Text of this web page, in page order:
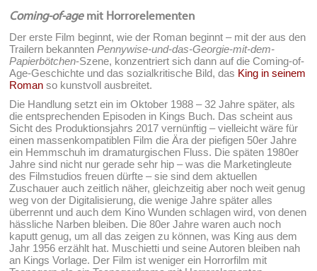
Coming-of-agemit Horrorelementen
Der erste Film beginnt, wie der Roman beginnt – mit der aus den
Trailern bekanntenPennywise-und-das-Georgie-mit-dem-
Papierbötchen-Szene, konzentriert sich dann auf die Coming-of-
Age-Geschichte und das sozialkritische Bild, das King in seinem
Roman so kunstvoll ausbreitet.
Die Handlung setzt ein im Oktober 1988 – 32 Jahre später, als
die entsprechenden Episoden in Kings Buch. Das scheint aus
Sicht des Produktionsjahrs 2017 vernünftig – vielleicht wäre für
einen massenkompatiblen Film die Ära der piefigen 50er Jahre
ein Hemmschuh im dramaturgischen Fluss. Die späten 1980er
Jahre sind nicht nur gerade sehr hip – was die Marketingleute
des Filmstudios freuen dürfte – sie sind dem aktuellen
Zuschauer auch zeitlich näher, gleichzeitig aber noch weit genug
weg von der Digitalisierung, die wenige Jahre später alles
überrennt und auch dem Kino Wunden schlagen wird, von denen
hässliche Narben bleiben. Die 80er Jahre waren auch noch
kaputt genug, um all das zeigen zu können, was King aus dem
Jahr 1956 erzählt hat. Muschietti und seine Autoren bleiben nah
an Kings Vorlage. Der Film ist weniger ein Horrorfilm mit